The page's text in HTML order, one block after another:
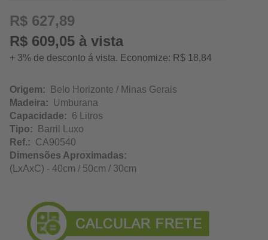
R$ 627,89
R$ 609,05 à vista
+ 3% de desconto á vista. Economize: R$ 18,84
Origem: Belo Horizonte / Minas Gerais
Madeira: Umburana
Capacidade: 6 Litros
Tipo: Barril Luxo
Ref.: CA90540
Dimensões Aproximadas:
(LxAxC) - 40cm / 50cm / 30cm